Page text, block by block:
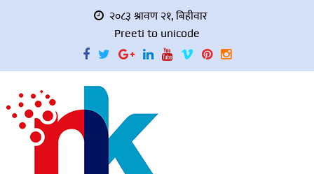
२०८३ श्रावण २१, बिहीवार
Preeti to unicode